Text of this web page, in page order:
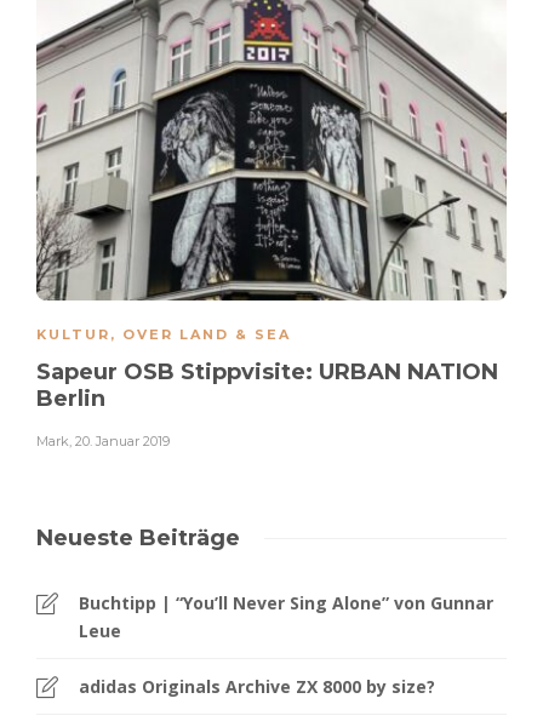
KULTUR , OVER LAND & SEA
Sapeur OSB Stippvisite: URBAN NATION
Berlin
Mark, 20. Januar 2019
Neueste Beiträge
Buchtipp | “You’ll Never Sing Alone” von Gunnar
Leue
adidas Originals Archive ZX 8000 by size?